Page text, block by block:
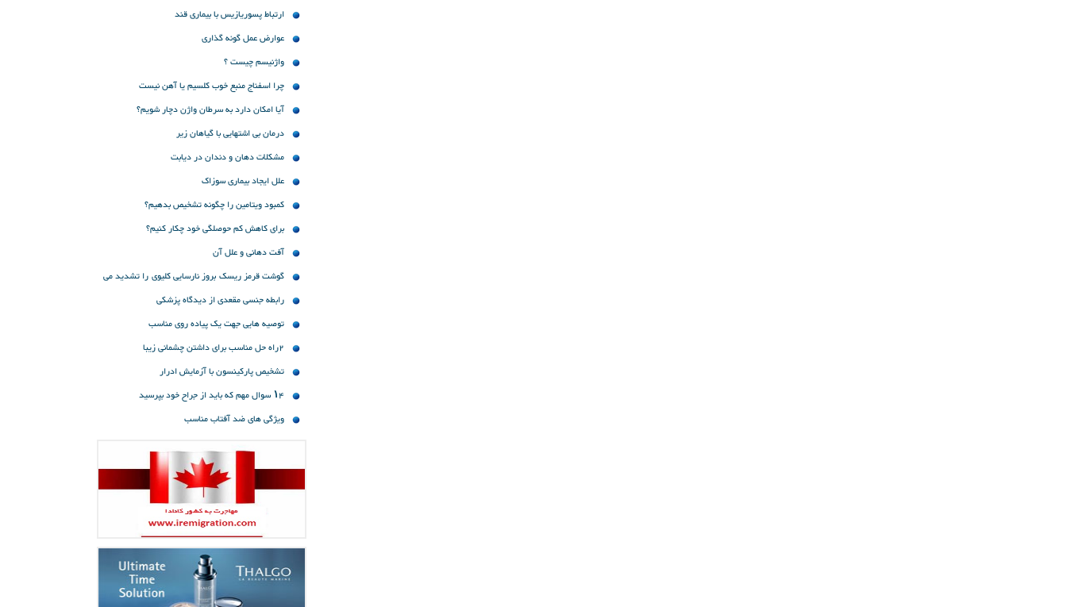
ارتباط پسوریازیس با بیماری قند
عوارض عمل گونه گذاری
واژنیسم چیست ؟
چرا اسفناج منبع خوب کلسیم یا آهن نیست
آیا امکان دارد به سرطان واژن دچار شویم؟
درمان بی اشتهایی با گیاهان زیر
مشکلات دهان و دندان در دیابت
علل ایجاد بیماری سوزاک
كمبود ویتامین را چگونه تشخیص بدهیم؟
برای کاهش کم حوصلگی خود چکار کنیم؟
آفت دهانی و علل آن
گوشت قرمز ریسک بروز نارسایی کلیوی را تشدید می
کند
رابطه جنسی مقعدی از دیدگاه پزشکی
توصیه هایی جهت یک پیاده روی مناسب
2راه حل مناسب برای داشتن چشمانی زیبا
تشخیص پارکینسون با آزمایش ادرار
۱۴ سوال مهم که باید از جراح خود بپرسید
ویژگی های ضد آفتاب مناسب